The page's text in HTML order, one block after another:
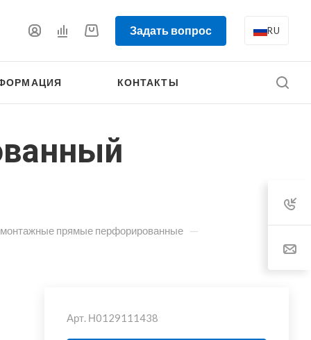
Задать вопрос RU
КОНТАКТЫ
прямые перфорированные —
Арт. Н0129111438